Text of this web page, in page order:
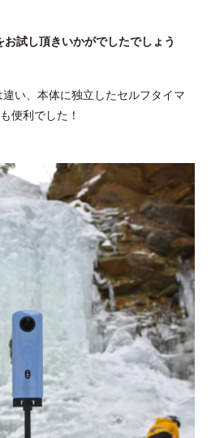
お試し頂きいかがでしたでしょう
い、本体に独立したセルフタイマ
便利でした！